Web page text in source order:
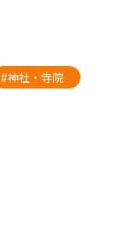
#神社・寺院